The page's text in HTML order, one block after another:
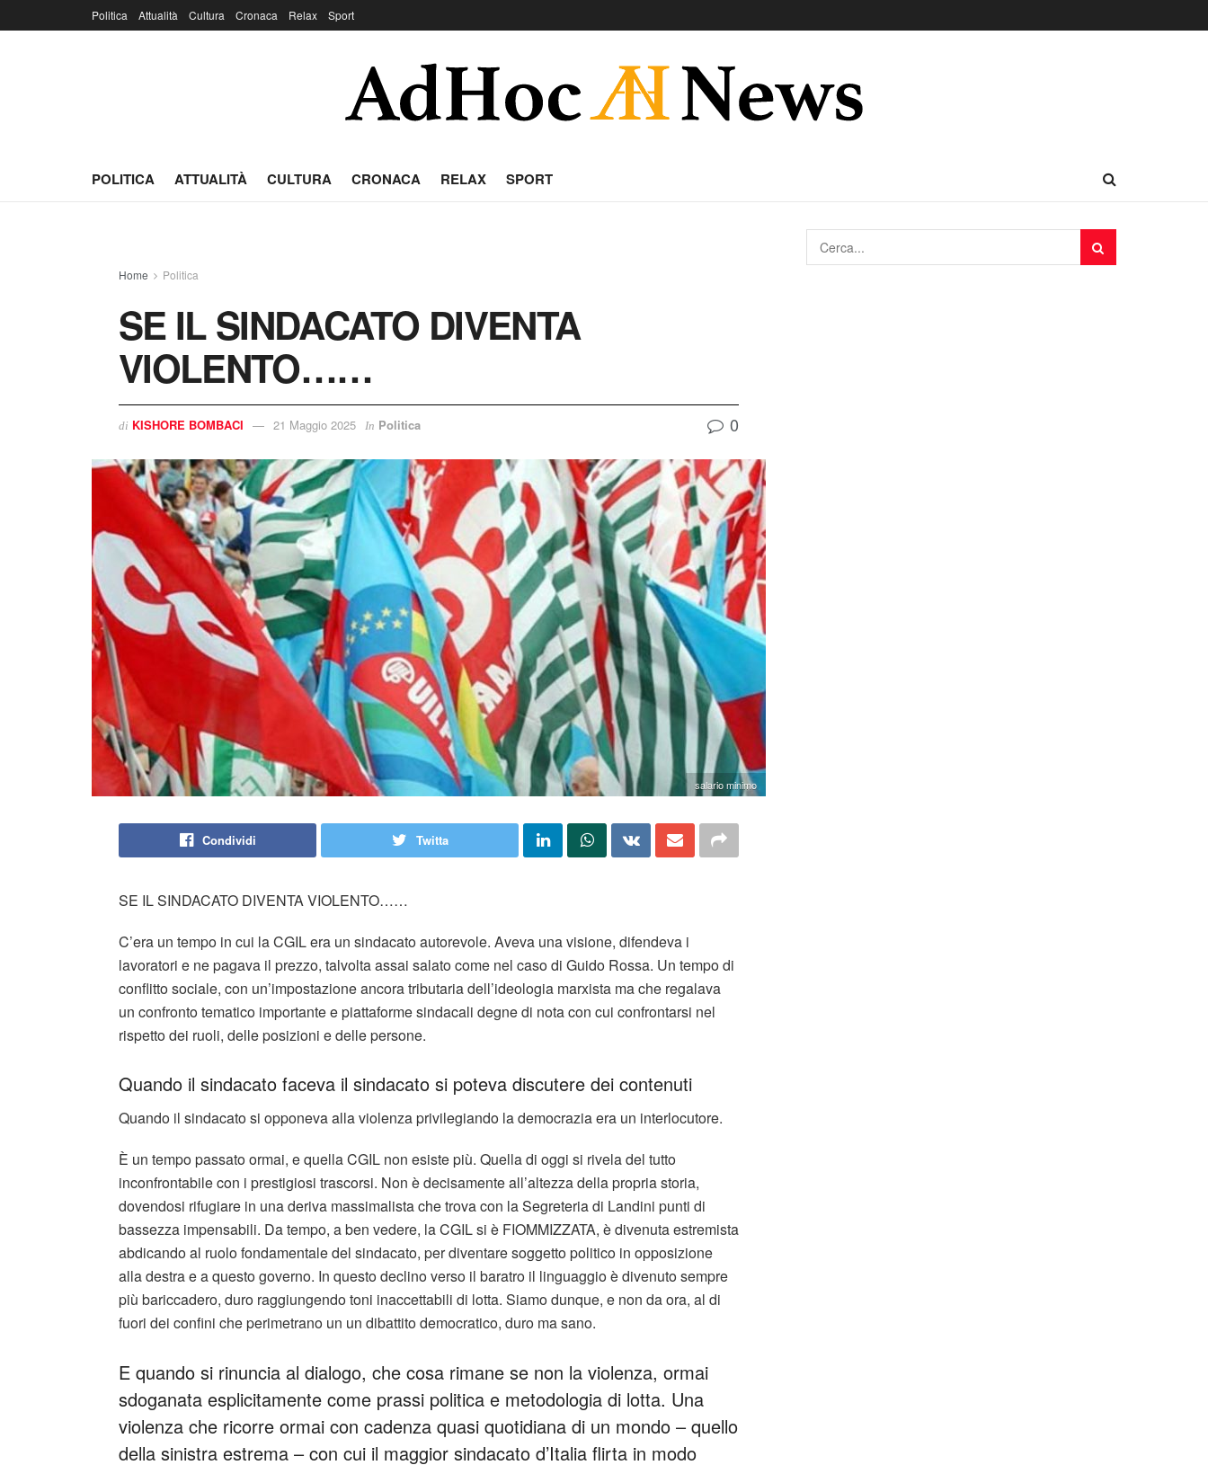
Politica Attualità Cultura Cronaca Relax Sport
POLITICA ATTUALITÀ CULTURA CRONACA RELAX SPORT
Home Politica
SE IL SINDACATO DIVENTA
VIOLENTO……
di KISHORE BOMBACI 21 Maggio 2025 In Politica 0
salario minimo
Condividi Twitta
SE IL SINDACATO DIVENTA VIOLENTO……
C’era un tempo in cui la CGIL era un sindacato autorevole. Aveva una visione, difendeva i
lavoratori e ne pagava il prezzo, talvolta assai salato come nel caso di Guido Rossa. Un tempo di
conflitto sociale, con un’impostazione ancora tributaria dell’ideologia marxista ma che regalava
un confronto tematico importante e piattaforme sindacali degne di nota con cui confrontarsi nel
rispetto dei ruoli, delle posizioni e delle persone.
Quando il sindacato faceva il sindacato si poteva discutere dei contenuti
Quando il sindacato si opponeva alla violenza privilegiando la democrazia era un interlocutore.
È un tempo passato ormai, e quella CGIL non esiste più. Quella di oggi si rivela del tutto
inconfrontabile con i prestigiosi trascorsi. Non è decisamente all’altezza della propria storia,
dovendosi rifugiare in una deriva massimalista che trova con la Segreteria di Landini punti di
bassezza impensabili. Da tempo, a ben vedere, la CGIL si è FIOMMIZZATA, è divenuta estremista
abdicando al ruolo fondamentale del sindacato, per diventare soggetto politico in opposizione
alla destra e a questo governo. In questo declino verso il baratro il linguaggio è divenuto sempre
più bariccadero, duro raggiungendo toni inaccettabili di lotta. Siamo dunque, e non da ora, al di
fuori dei confini che perimetrano un un dibattito democratico, duro ma sano.
E quando si rinuncia al dialogo, che cosa rimane se non la violenza, ormai
sdoganata esplicitamente come prassi politica e metodologia di lotta. Una
violenza che ricorre ormai con cadenza quasi quotidiana di un mondo – quello
della sinistra estrema – con cui il maggior sindacato d’Italia flirta in modo